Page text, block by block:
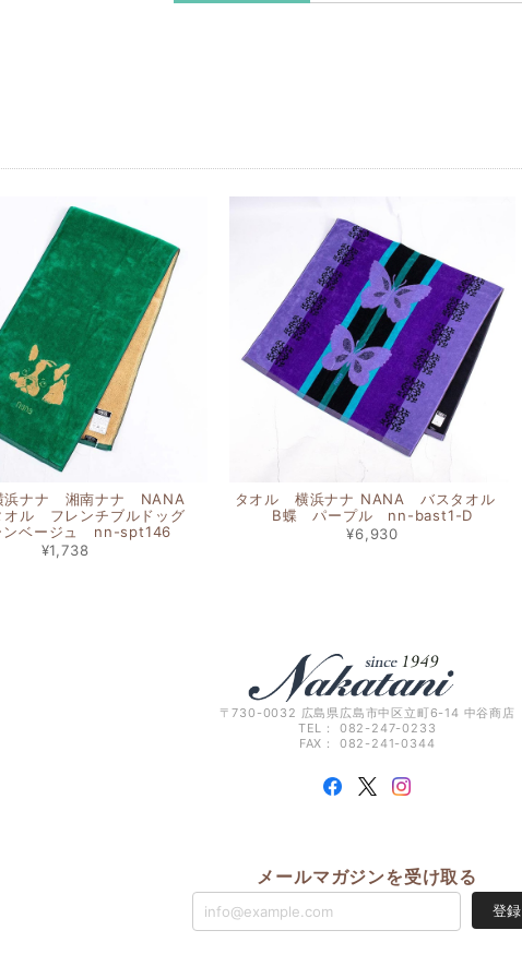
浜ナナ 湘南ナナ NANA
オル フレンチブルドッグ
ンベージュ nn-spt146
¥1,738
タオル 横浜ナナ NANA バスタオル
B蝶 パープル nn-bast1-D
¥6,930
〒730-0032 広島県広島市中区立町6-14 中谷商店
TEL： 082-247-0233
FAX： 082-241-0344
メールマガジンを受け取る
登録